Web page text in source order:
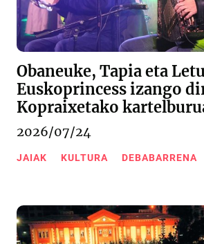
Obaneuke, Tapia eta
Euskoprincess izango
Kopraixetako
2026/07/24
JAIAK KULTURA DEBABARRENA